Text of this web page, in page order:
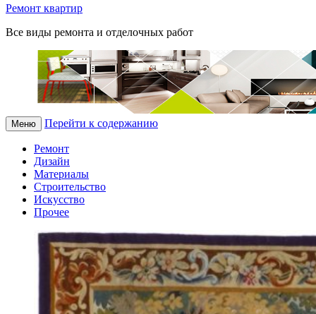
Ремонт квартир
Все виды ремонта и отделочных работ
Меню Перейти к содержанию
Ремонт
Дизайн
Материалы
Строительство
Искусство
Прочее